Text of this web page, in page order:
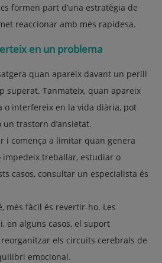
formen part d’una estratègia de
reaccionar amb més rapidesa.
en un problema
quan apareix davant un perill
superat. Tanmateix, quan apareix
o interfereix en la vida diària, pot
un trastorn d’ansietat.
i comença a limitar quan genera
treballar, estudiar o
casos, consultar un especialista és
més fàcil és revertir-ho. Les
en alguns casos, el suport
els circuits cerebrals de
emocional.